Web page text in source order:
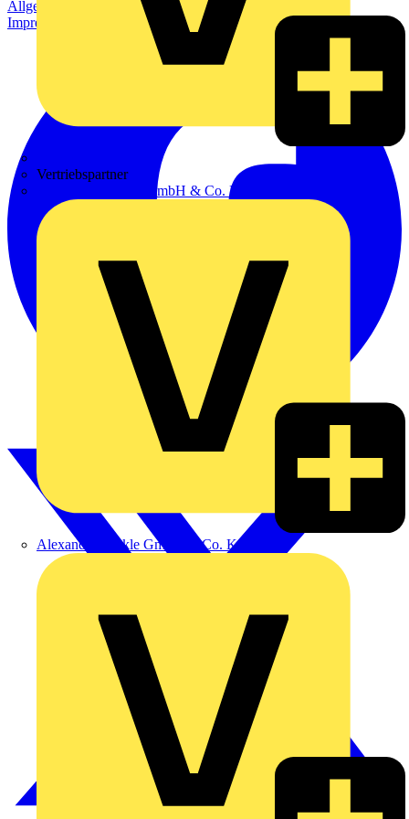
Vertriebspartner
Adalbert Zajadacz GmbH & Co. KG
Alexander Bürkle GmbH & Co. KG
Allgemeine Geschäftsbedingungen
Datenschutzerklärung
Impressum